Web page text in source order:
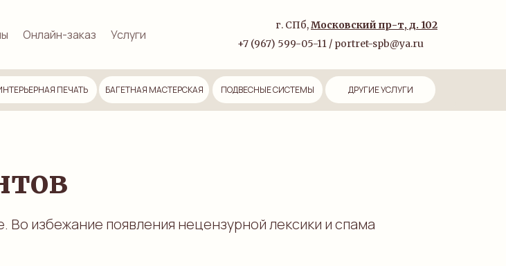
Услуги
Онлайн-заказ
+7 (967) 599-05-11 / portret-spb@ya.ru
г. СПб,Московский пр-т, д. 102
ДРУГИЕ УСЛУГИ
ПЕЧАТЬ БАГЕТНАЯ МАСТЕРСКАЯ ПОДВЕСНЫЕ СИСТЕМЫ
избежание появления нецензурной лексики и спама